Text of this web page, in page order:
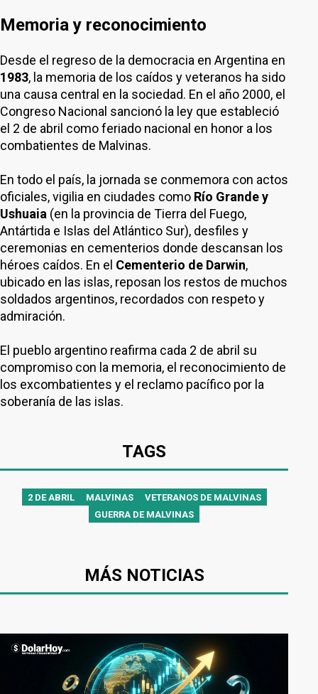
Memoria y reconocimiento
Desde el regreso de la democracia en Argentina en
1983, la memoria de los caídos y veteranos ha sido
una causa central en la sociedad. En el año 2000, el
Congreso Nacional sancionó la ley que estableció
el 2 de abril como feriado nacional en honor a los
combatientes de Malvinas.
En todo el país, la jornada se conmemora con actos
oficiales, vigilia en ciudades como Río Grande y
Ushuaia (en la provincia de Tierra del Fuego,
Antártida e Islas del Atlántico Sur), desfiles y
ceremonias en cementerios donde descansan los
héroes caídos. En el Cementerio de Darwin,
ubicado en las islas, reposan los restos de muchos
soldados argentinos, recordados con respeto y
admiración.
El pueblo argentino reafirma cada 2 de abril su
compromiso con la memoria, el reconocimiento de
los excombatientes y el reclamo pacífico por la
soberanía de las islas.
TAGS
2 DE ABRIL MALVINAS
VETERANOS DE MALVINAS
GUERRA DE MALVINAS
MÁS NOTICIAS